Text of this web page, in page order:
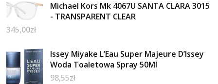
Michael Kors Mk 4067U SANTA CLARA 3015
- TRANSPARENT CLEAR
345,00zł
Issey Miyake L’Eau Super Majeure D’Issey
Woda Toaletowa Spray 50Ml
98,55zł